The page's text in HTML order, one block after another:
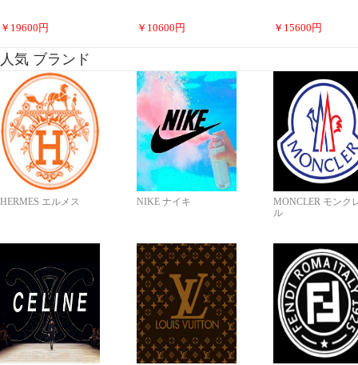
￥ 19600 円 ￥ 10600 円 ￥ 15600 円
人気 ブランド
HERMES エルメス NIKE ナイキ
MONCLER モンク
ル